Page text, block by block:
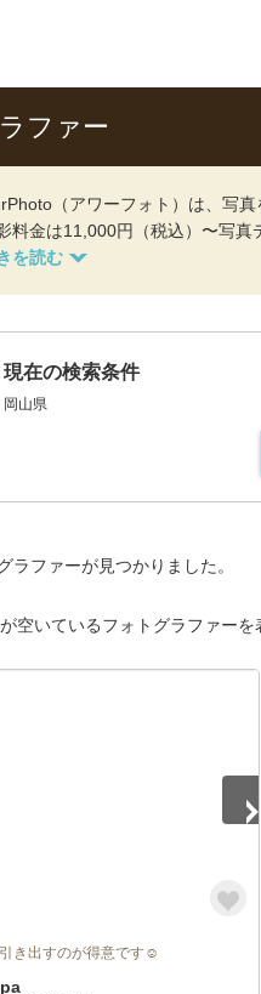
ファー
（アワーフォト）は、写
料金は11,000円（税込）〜写真
現在の検索条件
岡山県
ラファーが見つかりました。
空いているフォトグラファーを
き出すのが得意です☺️